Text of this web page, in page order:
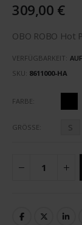
309,00 €
OBO ROBO Hot
VERFÜGBARKEIT:
SKU 8611000-HA
FARBE
GRÖSSE S